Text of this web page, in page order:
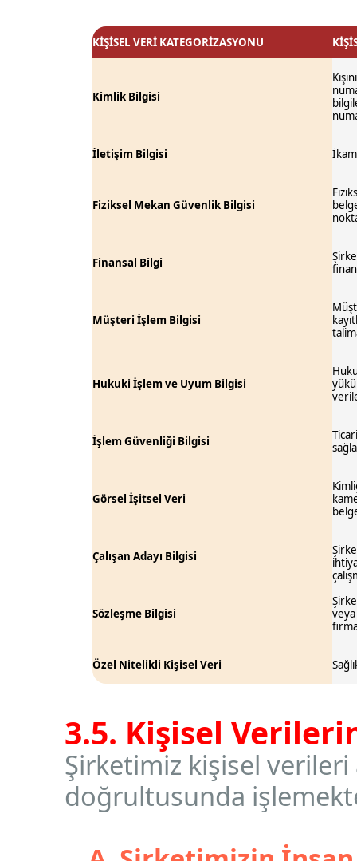
KİŞİSEL VERİ KATEGORİZASYONU
Kimlik Bilgisi
İletişim Bilgisi
Fiziksel Mekan Güvenlik Bilgisi
Finansal Bilgi
Müşteri İşlem Bilgisi
Hukuki İşlem ve Uyum Bilgisi
İşlem Güvenliği Bilgisi
Görsel İşitsel Veri
Çalışan Adayı Bilgisi
Sözleşme Bilgisi
Özel Nitelikli Kişisel Veri
3.5. Kişisel
Şirketimiz kişisel verileri
doğrultusunda